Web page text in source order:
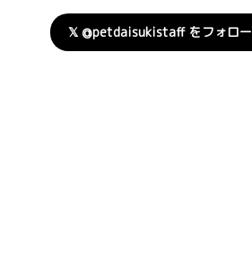
𝕏 @petdaisukistaff をフォロー